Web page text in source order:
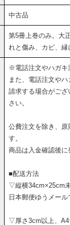
中古品
第5冊上巻のみ。大
れと傷み、カビ、縁
※電話注文やハガキ
また、電話注文や
請求する場合がご
さい。
公費注文を除き、原
す。
商品は入金確認後に
■配送方法
▽縦横34cm×25cm
日本郵便ゆうメール
▽厚さ3cm以上、A4